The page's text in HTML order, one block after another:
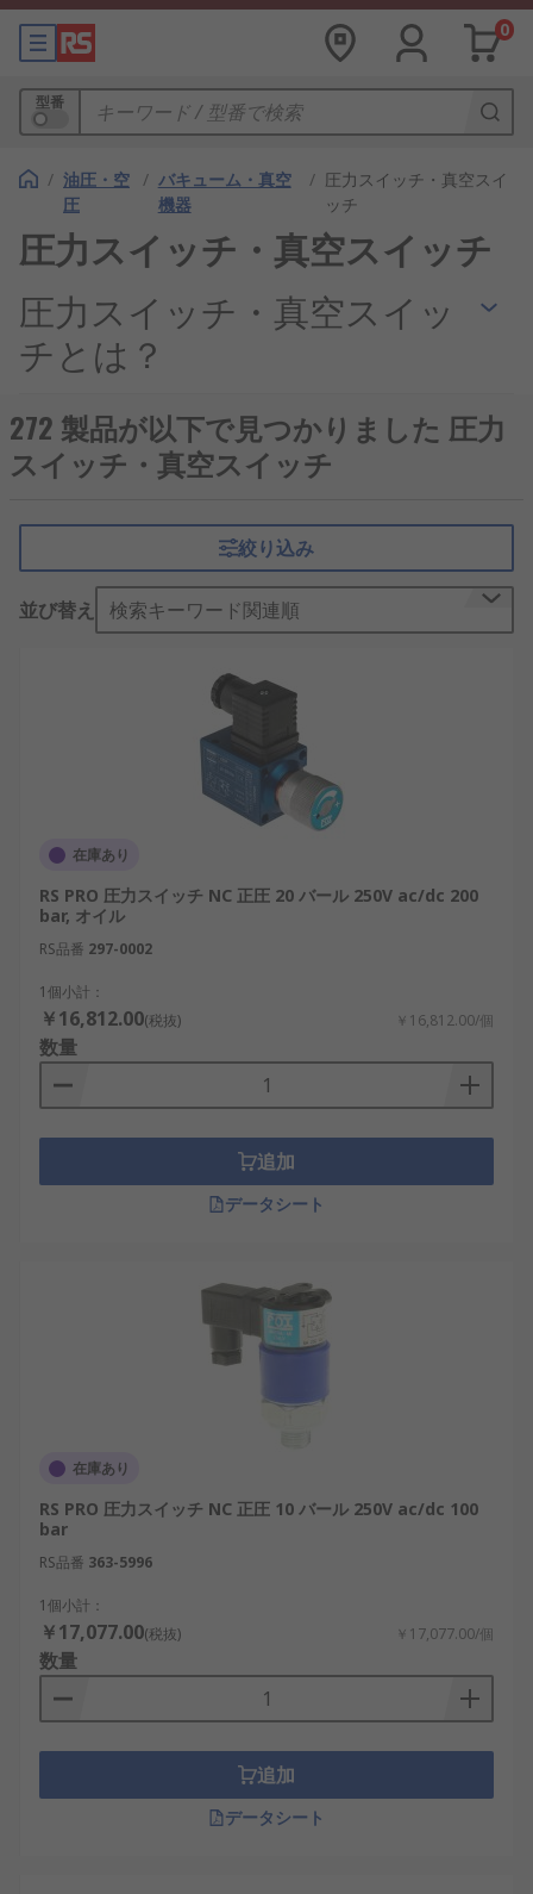
0
型番
/ 油圧・空
圧
/ バキューム・真空
機器
/ 圧力スイッチ・真空スイ
ッチ
圧力スイッチ・真空スイッチ
圧力スイッチ・真空スイッ
チとは？
真空スイッチは、空圧システムで、圧力又は真空が
ある場所から別の場所に流れるようにするために使
用される電子機器又は機械装置で、 システム全体の
御及び安全インターロック機能を使用する多くの用
途で使用され、 最適な条件を維持します。
真空スイッチは、2つの空間の間の真空の流れを制
御し、 必要な場所に常に真空が存在するようにしま
対圧力、 及び複合圧力など、さまざまな種類の圧力
下で動作します。お使いのシステムに必要な動作条
件によって、最適なスイッチの選択が決まります。
真空圧力スイッチは、真空中の圧力変化を検出する
ように設計されています。設定ポイントをあらかじ
め設定し、 この数に達した場合や超えた場合は、
バキュームスイッチは電気接続を開閉します。
圧力スイッチ・真空スイッ
チの種類
これらのスイッチは、 負圧、 電気機械式圧力、 相
対圧力、複合圧力などさまざまな圧力下で動作しま
す。これは、スイッチが作動する条件によって決ま
り、 スイッチの選択に影響します。また、これらの
スイッチにはさまざまな種類の接続、 最大圧力と最
小圧力の設定、 電圧降下があります。
た液圧に達すると、電気接点が閉じます。これらの
スイッチは、圧力が上昇したとき、 あるいは低下し
た場合に回路をつなぐように設計されています。
RSでは、次のようなさまざまな圧力スイッチ・真空
電気機械式
正圧
コンパクト圧力
コンパウンド圧力
デジタル油圧スイッチの用途
デジタル油圧スイッチ
は、加圧液体が含まれるシス
テムにおける自動監視製品として使用します。製造
業ではこれをフィードバック装置として使用し、液
272 製品が以下で見つかりました 圧力
スイッチ・真空スイッチ
絞り込み
並び替え 検索キーワード関連順
在庫あり
RS PRO 圧力スイッチ NC 正圧 20 バール 250V ac/dc 200
bar, オイル
RS品番 297-0002
1個小計：
￥16,812.00(税抜) ￥16,812.00/個
数量
追加
データシート
在庫あり
RS PRO 圧力スイッチ NC 正圧 10 バール 250V ac/dc 100
bar
RS品番 363-5996
1個小計：
￥17,077.00(税抜) ￥17,077.00/個
数量
追加
データシート